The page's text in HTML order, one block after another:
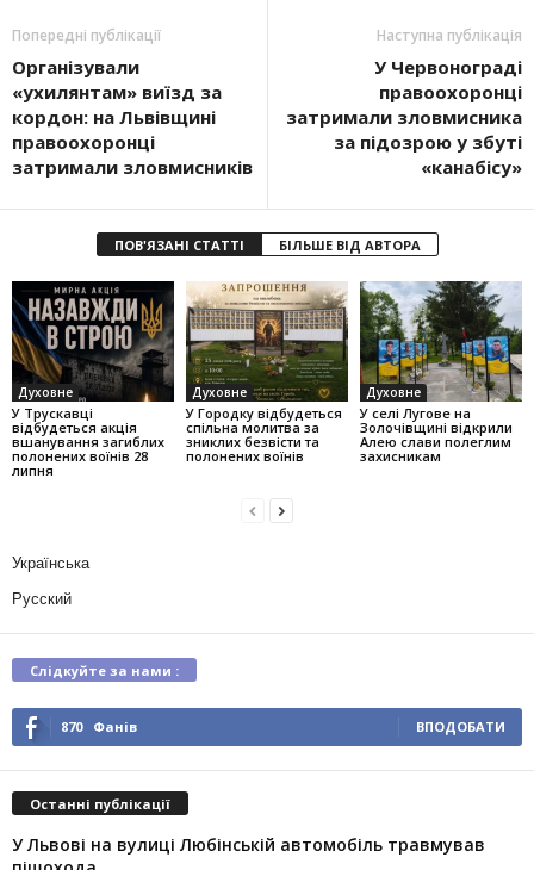
Попередні публікації
Організували
«ухилянтам» виїзд за
кордон: на Львівщині
правоохоронці
затримали зловмисників
Наступна публікація
У Червонограді
правоохоронці
затримали зловмисника
за підозрою у збуті
«канабісу»
ПОВ'ЯЗАНІ СТАТТІ БІЛЬШЕ ВІД АВТОРА
Духовне
У Трускавці
відбудеться акція
вшанування загиблих
полонених воїнів 28
липня
Духовне
У Городку відбудеться
спільна молитва за
зниклих безвісти та
полонених воїнів
Духовне
У селі Лугове на
Золочівщині відкрили
Алею слави полеглим
захисникам
Українська
Русский
Слідкуйте за нами :
870 Фанів ВПОДОБАТИ
Останні публікації
У Львові на вулиці Любінській автомобіль травмував